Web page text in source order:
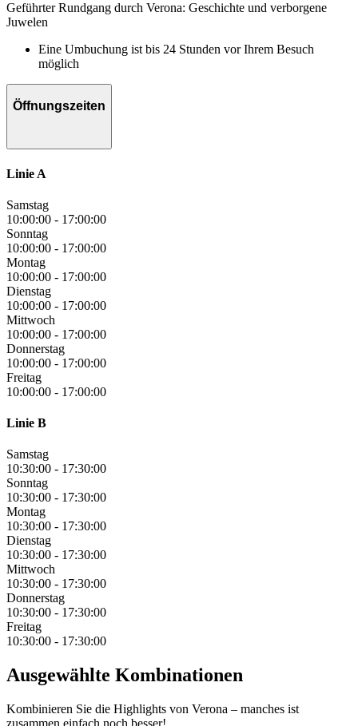
Geführter Rundgang durch Verona: Geschichte und verborgene
Juwelen
Eine Umbuchung ist bis 24 Stunden vor Ihrem Besuch
möglich
Öffnungszeiten
Linie A
Samstag
10:00:00 - 17:00:00
Sonntag
10:00:00 - 17:00:00
Montag
10:00:00 - 17:00:00
Dienstag
10:00:00 - 17:00:00
Mittwoch
10:00:00 - 17:00:00
Donnerstag
10:00:00 - 17:00:00
Freitag
10:00:00 - 17:00:00
Linie B
Samstag
10:30:00 - 17:30:00
Sonntag
10:30:00 - 17:30:00
Montag
10:30:00 - 17:30:00
Dienstag
10:30:00 - 17:30:00
Mittwoch
10:30:00 - 17:30:00
Donnerstag
10:30:00 - 17:30:00
Freitag
10:30:00 - 17:30:00
Ausgewählte Kombinationen
Kombinieren Sie die Highlights von Verona – manches ist